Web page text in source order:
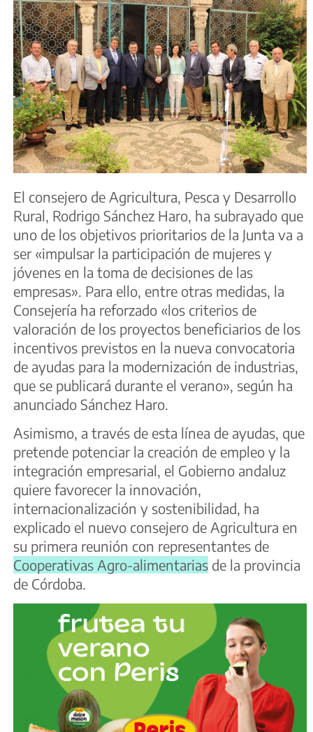
El consejero de Agricultura, Pesca y Desarrollo
Rural, Rodrigo Sánchez Haro, ha subrayado que
uno de los objetivos prioritarios de la Junta va a
ser «impulsar la participación de mujeres y
jóvenes en la toma de decisiones de las
empresas». Para ello, entre otras medidas, la
Consejería ha reforzado «los criterios de
valoración de los proyectos beneficiarios de los
incentivos previstos en la nueva convocatoria
de ayudas para la modernización de industrias,
que se publicará durante el verano», según ha
anunciado Sánchez Haro.
Asimismo, a través de esta línea de ayudas, que
pretende potenciar la creación de empleo y la
integración empresarial, el Gobierno andaluz
quiere favorecer la innovación,
internacionalización y sostenibilidad, ha
explicado el nuevo consejero de Agricultura en
su primera reunión con representantes de
Cooperativas Agro-alimentarias de la provincia
de Córdoba.